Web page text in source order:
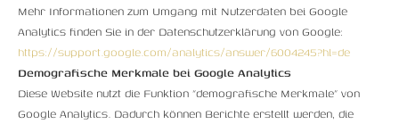
Mehr Informationen zum Umgang mit Nutzerdaten bei Google
Analytics finden Sie in der Datenschutzerklärung von Google:
https://support.google.com/analytics/answer/6004245?hl=de
Demografische Merkmale bei Google Analytics
Diese Website nutzt die Funktion “demografische Merkmale” von
Google Analytics. Dadurch können Berichte erstellt werden, die